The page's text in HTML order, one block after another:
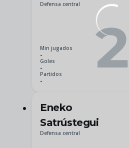
Defensa central
Min jugados
-
Goles
-
Partidos
-
2
Eneko
Satrústegui
Defensa central